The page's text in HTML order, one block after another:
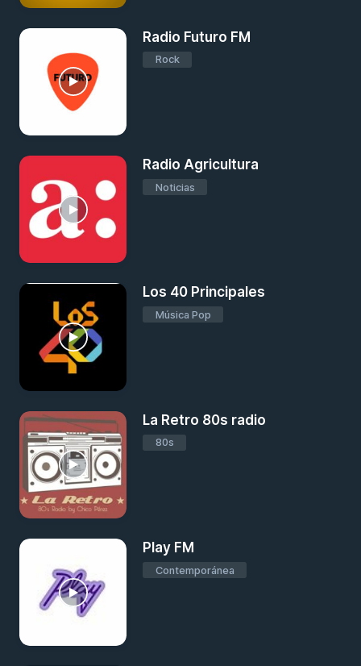
Radio Futuro FM
Rock
Radio Agricultura
Noticias
Los 40 Principales
Música Pop
La Retro 80s radio
80s
Play FM
Contemporánea